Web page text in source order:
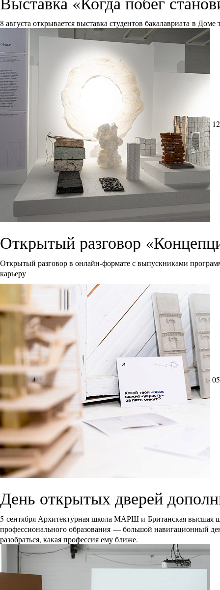
8 августа открывается выставка студентов бакалавриата в
Открытый разговор
Открытый разговор в онлайн-формате с выпускниками
карьеру
День открытых дверей
5 сентября Архитектурная школа МАРШ и Британская высшая
профессионального образования — большой навигационный
разобраться, какая профессия ему ближе.